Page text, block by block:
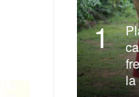
1
la